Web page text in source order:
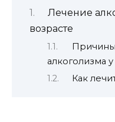
Лечение
возрасте
Причины
алкоголизма
Как